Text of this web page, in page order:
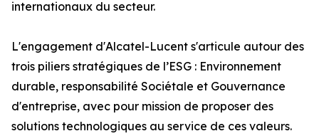
internationaux du secteur.
L'engagement d'Alcatel-Lucent s'articule autour des
trois piliers stratégiques de l’ESG : Environnement
durable, responsabilité Sociétale et Gouvernance
d'entreprise, avec pour mission de proposer des
solutions technologiques au service de ces valeurs.